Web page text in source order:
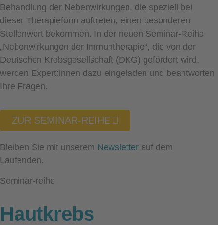
Behandlung der Nebenwirkungen, die speziell bei
dieser Therapieform auftreten, einen besonderen
Stellenwert bekommen. In der neuen Seminar-Reihe
„Nebenwirkungen der Immuntherapie“, die von der
Deutschen Krebsgesellschaft (DKG) gefördert wird,
werden Expert:innen dazu eingeladen und beantworten
Ihre Fragen.
ZUR SEMINAR-REIHE
Bleiben Sie mit unserem Newsletter auf dem
Laufenden.
Seminar-reihe
Hautkrebs